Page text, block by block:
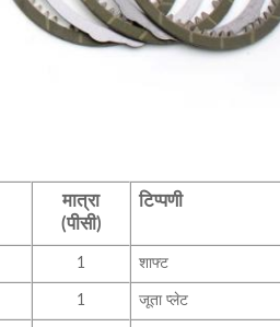
मात्रा
(पीसी)
टिप्पणी
1 शाफ्ट
1 जूता प्लेट